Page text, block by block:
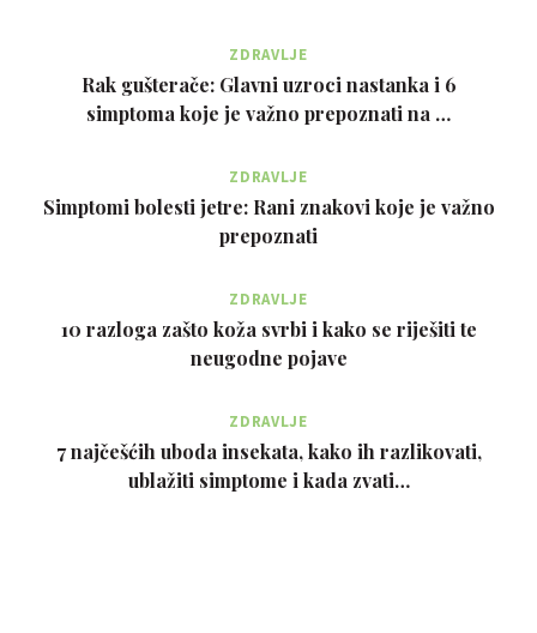
ZDRAVLJE
Rak gušterače: Glavni uzroci nastanka i 6
simptoma koje je važno prepoznati na …
ZDRAVLJE
Simptomi bolesti jetre: Rani znakovi koje je važno
prepoznati
ZDRAVLJE
10 razloga zašto koža svrbi i kako se riješiti te
neugodne pojave
ZDRAVLJE
7 najčešćih uboda insekata, kako ih razlikovati,
ublažiti simptome i kada zvati…